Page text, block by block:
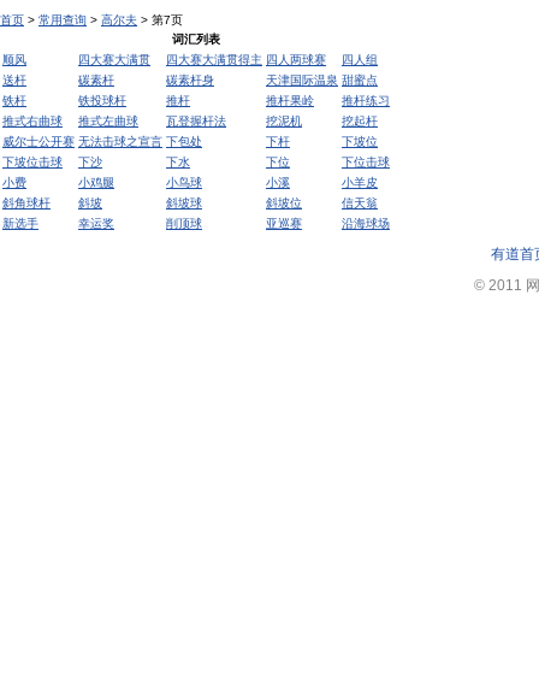
首页 > 常用查询 > 高尔夫 > 第7页
词汇列表
顺风
四大赛大满贯 四大赛大满贯得主 四人两球赛
四人组
送杆
碳素杆 碳素杆身 天津国际温泉 甜蜜点
铁杆
铁投球杆 推杆 推杆果岭
推杆练习
推式右曲球
推式左曲球 瓦登握杆法 挖泥机
挖起杆
威尔士公开赛 无法击球之宣言 下包处 下杆
下坡位
下坡位击球
下沙 下水 下位
下位击球
小费
小鸡腿 小鸟球 小溪
小羊皮
斜角球杆
斜坡 斜坡球 斜坡位
信天翁
新选手
幸运奖 削顶球 亚巡赛 沿海球场
有道首
© 2011